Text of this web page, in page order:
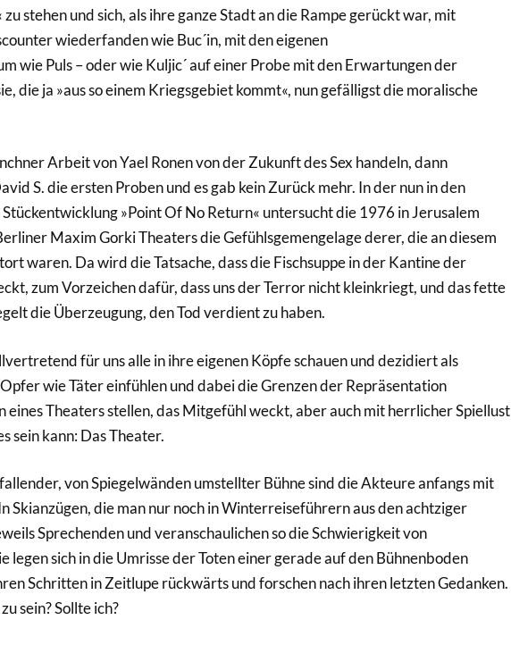
stehen und sich, als ihre ganze Stadt an die Rampe gerückt war, mit
wiederfanden wie Buc´in, mit den eigenen
wie Puls – oder wie Kuljic´ auf einer Probe mit den Erwartungen der
die ja »aus so einem Kriegsgebiet kommt«, nun gefälligst die moralische
Arbeit von Yael Ronen von der Zukunft des Sex handeln, dann
S. die ersten Proben und es gab kein Zurück mehr. In der nun in den
»Point Of No Return« untersucht die 1976 in Jerusalem
Maxim Gorki Theaters die Gefühlsgemengelage derer, die an diesem
waren. Da wird die Tatsache, dass die Fischsuppe in der Kantine der
zum Vorzeichen dafür, dass uns der Terror nicht kleinkriegt, und das fette
die Überzeugung, den Tod verdient zu haben.
für uns alle in ihre eigenen Köpfe schauen und dezidiert als
wie Täter einfühlen und dabei die Grenzen der Repräsentation
eines Theaters stellen, das Mitgefühl weckt, aber auch mit herrlicher Spiellust
sein kann: Das Theater.
von Spiegelwänden umstellter Bühne sind die Akteure anfangs mit
Skianzügen, die man nur noch in Winterreiseführern aus den achtziger
Sprechenden und veranschaulichen so die Schwierigkeit von
legen sich in die Umrisse der Toten einer gerade auf den Bühnenboden
Schritten in Zeitlupe rückwärts und forschen nach ihren letzten Gedanken.
sein? Sollte ich?